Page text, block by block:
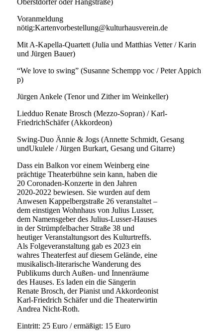
Voranmeldung
nötig:Kartenvorbestellung@kulturhausverein.de
Mit A-Kapella-Quartett (Julia und Matthias Vetter / Karin
und Jürgen Bauer)
“We love to swing” (Susanne Schempp voc / Peter Appich
p)
Jürgen Ankele (Tenor und Zither im Weinkeller)
Liedduo Renate Brosch (Mezzo-Sopran) / Karl-
FriedrichSchäfer (Akkordeon)
Swing-Duo Ännie & Jogs (Annette Schmidt, Gesang
undUkulele / Jürgen Burkart, Gesang und Gitarre)
Dass ein Balkon vor einem Weinberg eine
prächtige Theaterbühne sein kann, haben die
20 Coronaden-Konzerte in den Jahren
2020-2022 bewiesen. Sie wurden auf dem
Anwesen Kappelbergstraße 26 veranstaltet –
dem einstigen Wohnhaus von Julius Lusser,
dem Namensgeber des Julius-Lusser-Hauses
in der Strümpfelbacher Straße 38 und
heutiger Veranstaltungsort des Kulturtreffs.
Als Folgeveranstaltung gab es 2023 ein
wahres Theaterfest auf diesem Gelände, eine
musikalisch-literarische Wanderung des
Publikums durch Außen- und Innenräume
des Hauses. Es laden ein die Sängerin
Renate Brosch, der Pianist und Akkordeonist
Karl-Friedrich Schäfer und die Theaterwirtin
Andrea Nicht-Roth.
Eintritt: 25 Euro / ermäßigt: 15 Euro